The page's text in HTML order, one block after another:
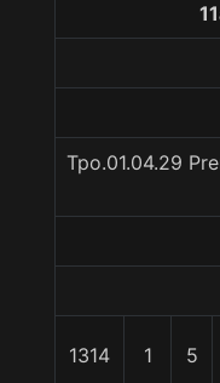
Tpo.01.04.29
1314 1 5